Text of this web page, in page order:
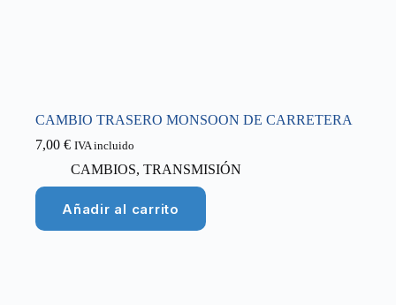
CAMBIO TRASERO MONSOON DE CARRETERA
7,00 € IVA incluido
CAMBIOS, TRANSMISIÓN
Añadir al carrito